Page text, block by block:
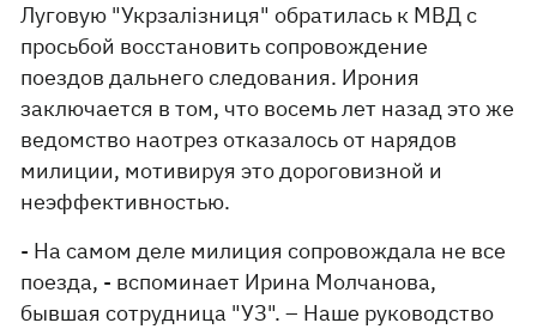
Луговую "Укрзалізниця" обратилась к МВД с
просьбой восстановить сопровождение
поездов дальнего следования. Ирония
заключается в том, что восемь лет назад это же
ведомство наотрез отказалось от нарядов
милиции, мотивируя это дороговизной и
неэффективностью.
- На самом деле милиция сопровождала не все
поезда, - вспоминает Ирина Молчанова,
бывшая сотрудница "УЗ". – Наше руководство